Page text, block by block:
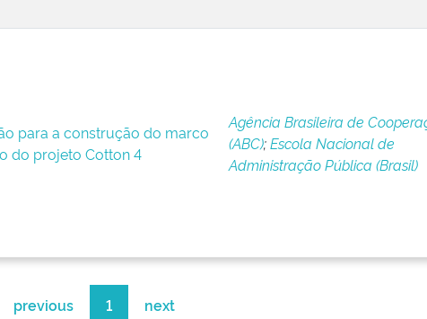
para a construção do marco
do projeto Cotton 4
Agência Brasileira de
(ABC);Escola Nacional de
Administração Pública (Brasil)
previous 1 next